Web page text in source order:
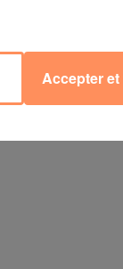
Accepter